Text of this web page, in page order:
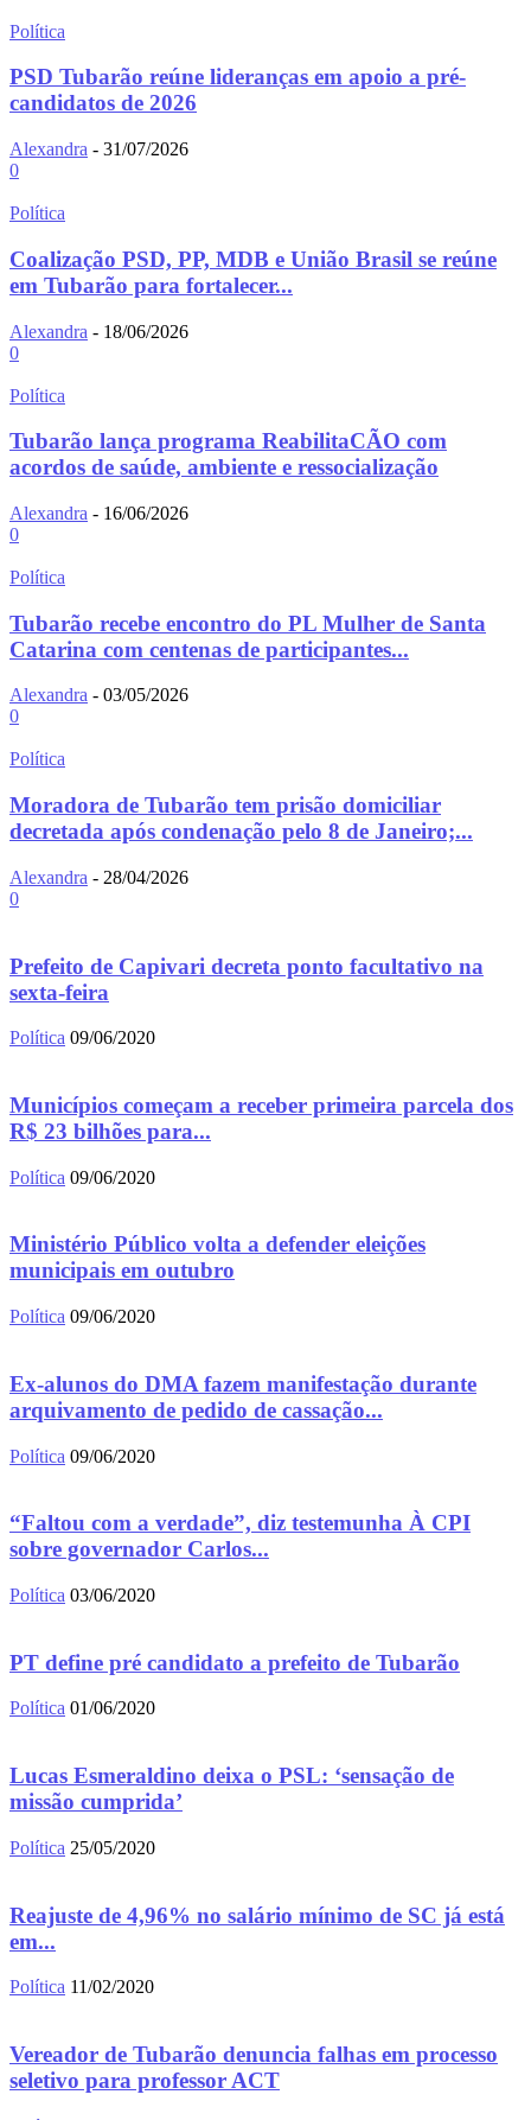
Política
PSD Tubarão reúne lideranças em apoio a pré-
candidatos de 2026
Alexandra - 31/07/2026
0
Política
Coalização PSD, PP, MDB e União Brasil se reúne
em Tubarão para fortalecer...
Alexandra - 18/06/2026
0
Política
Tubarão lança programa ReabilitaCÃO com
acordos de saúde, ambiente e ressocialização
Alexandra - 16/06/2026
0
Política
Tubarão recebe encontro do PL Mulher de Santa
Catarina com centenas de participantes...
Alexandra - 03/05/2026
0
Política
Moradora de Tubarão tem prisão domiciliar
decretada após condenação pelo 8 de Janeiro;...
Alexandra - 28/04/2026
0
Prefeito de Capivari decreta ponto facultativo na
sexta-feira
Política 09/06/2020
Municípios começam a receber primeira parcela dos
R$ 23 bilhões para...
Política 09/06/2020
Ministério Público volta a defender eleições
municipais em outubro
Política 09/06/2020
Ex-alunos do DMA fazem manifestação durante
arquivamento de pedido de cassação...
Política 09/06/2020
“Faltou com a verdade”, diz testemunha À CPI
sobre governador Carlos...
Política 03/06/2020
PT define pré candidato a prefeito de Tubarão
Política 01/06/2020
Lucas Esmeraldino deixa o PSL: ‘sensação de
missão cumprida’
Política 25/05/2020
Reajuste de 4,96% no salário mínimo de SC já está
em...
Política 11/02/2020
Vereador de Tubarão denuncia falhas em processo
seletivo para professor ACT